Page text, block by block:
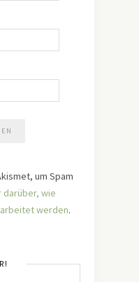
um Spam
darüber, wie
werden.